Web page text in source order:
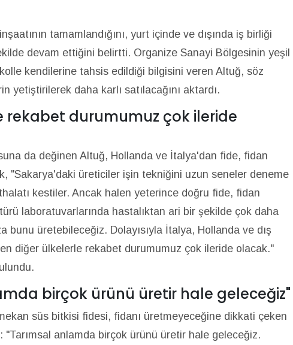
tamamlandığını, yurt içinde ve dışında iş birliği
devam ettiğini belirtti. Organize Sanayi Bölgesinin yeşil
kendilerine tahsis edildiği bilgisini veren Altuğ, söz
yetiştirilerek daha karlı satılacağını aktardı.
rekabet durumumuz çok ileride
da değinen Altuğ, Hollanda ve İtalya'dan fide, fidan
"Sakarya'daki üreticiler işin tekniğini uzun seneler deneme
kestiler. Ancak halen yeterince doğru fide, fidan
laboratuvarlarında hastalıktan ari bir şekilde çok daha
bunu üretebileceğiz. Dolayısıyla İtalya, Hollanda ve dış
diğer ülkelerle rekabet durumumuz çok ileride olacak."
birçok ürünü üretir hale geleceğiz"
süs bitkisi fidesi, fidanı üretmeyeceğine dikkati çeken
"Tarımsal anlamda birçok ürünü üretir hale geleceğiz.